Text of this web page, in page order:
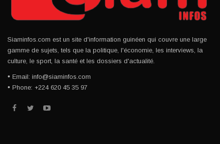
Siaminfos.com est un site d'information guinéen qui couvre une large
gamme de sujets, tels que la politique, l'économie, les interviews, la
culture, le sport, la santé et les dossiers d'actualité.
• Email: info@siaminfos.com
• Phone: +224 620 45 35 97